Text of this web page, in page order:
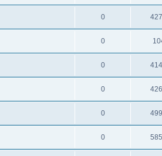
0
0
0
0
0
0